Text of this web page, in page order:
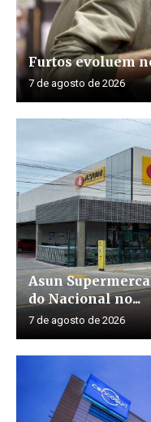
Furtos evoluem
7 de agosto de 2026
Asun
do Nacional no...
7 de agosto de 2026